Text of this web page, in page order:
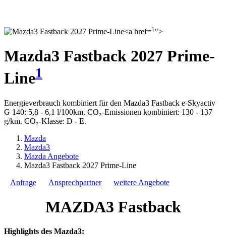
1 ">
Mazda3 Fastback 2027 Prime-
Line1
Energieverbrauch kombiniert für den Mazda3 Fastback e-Skyactiv
G 140: 5,8 - 6,1 l/100km. CO₂-Emissionen kombiniert: 130 - 137
g/km. CO₂-Klasse: D - E.
Mazda
Mazda3
Mazda Angebote
Mazda3 Fastback 2027 Prime-Line
Anfrage
Ansprechpartner weitere Angebote
MAZDA3 Fastback
Highlights des Mazda3: